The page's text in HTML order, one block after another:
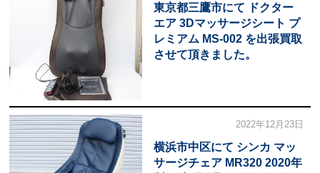
東京都三鷹市にて ドクター
エア 3Dマッサージシート プ
レミアム MS-002 を出張買取
させて頂きました。
2022年12月23日
横浜市中区にて シンカ マッ
サージチェア MR320 2020年